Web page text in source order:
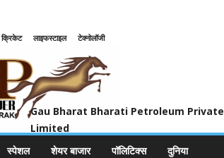
क्रिकेट लाइफस्टाइल
टेक्नोलॉजी
Gau Bharat Bharati Petroleum Private
Limited
स्पेशल शेयर बाजार पॉलिटिक्स दुनिया